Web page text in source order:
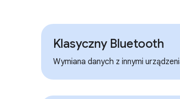
Klasyczny Bluetooth
Wymiana danych z innymi